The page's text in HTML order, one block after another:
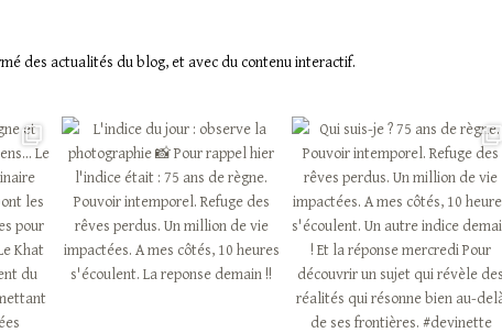
des actualités du blog, et avec du contenu interactif.